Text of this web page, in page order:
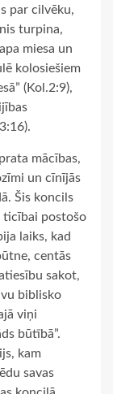
par cilvēku,
turpina,
miesa un
kolosiešiem
(Kol.2:9),
mācības,
un cīnījās
Šis koncils
ticībai postošo
laiks, kad
centās
sakot,
biblisko
viņi
būtībā”.
kam
savas